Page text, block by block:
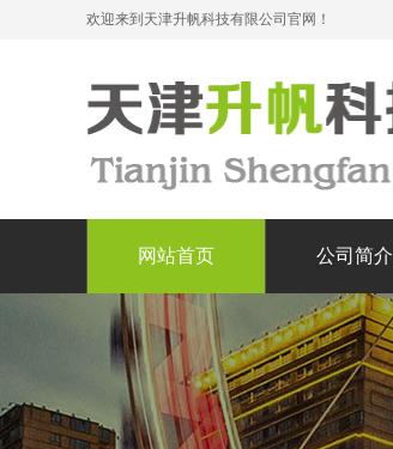
欢迎来到天津升帆科技有限公司官网！
网站首页 公司简介